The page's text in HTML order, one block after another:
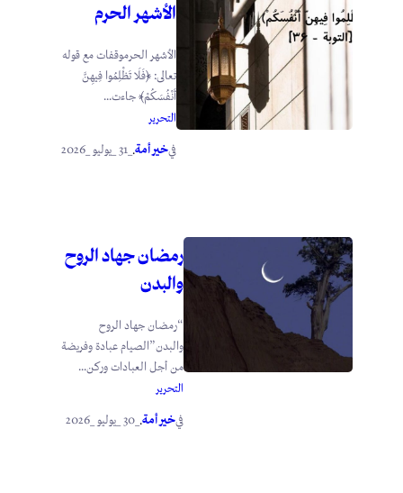
الأشهر الحرم
الأشهر الحرموقفات مع قوله
تعالى: ﴿فَلَا تَظْلِمُوا فِيهِنَّ
أَنْفُسَكُمْ﴾ جاءت...
التحرير
فيخير أمة. _31 _يوليو _2026
رمضان جهاد الروح
والبدن
“رمضان جهاد الروح
والبدن”الصيام عبادة وفريضة
من أجل العبادات وركن...
التحرير
فيخير أمة.